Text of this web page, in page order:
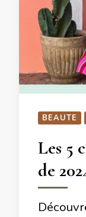
BEAUTE
Les 5
de